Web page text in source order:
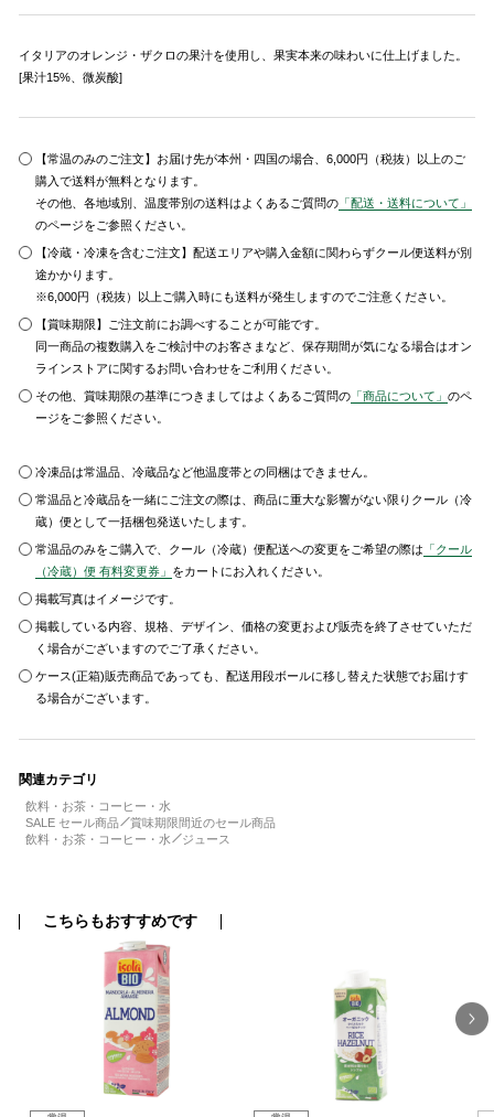
イタリアのオレンジ・ザクロの果汁を使用し、果実本来の味わいに仕上げました。
[果汁15%、微炭酸]
【常温のみのご注文】お届け先が本州・四国の場合、6,000円（税抜）以上のご
購入で送料が無料となります。
その他、各地域別、温度帯別の送料はよくあるご質問の 「配送・送料について」
のページをご参照ください。
【冷蔵・冷凍を含むご注文】配送エリアや購入金額に関わらずクール便送料が別
途かかります。
※6,000円（税抜）以上ご購入時にも送料が発生しますのでご注意ください。
【賞味期限】ご注文前にお調べすることが可能です。
同一商品の複数購入をご検討中のお客さまなど、保存期間が気になる場合はオン
ラインストアに関するお問い合わせをご利用ください。
その他、賞味期限の基準につきましてはよくあるご質問の 「商品について」のペ
ージをご参照ください。
冷凍品は常温品、冷蔵品など他温度帯との同梱はできません。
常温品と冷蔵品を一緒にご注文の際は、商品に重大な影響がない限りクール（冷
蔵）便として一括梱包発送いたします。
常温品のみをご購入で、クール（冷蔵）便配送への変更をご希望の際は 「クール
（冷蔵）便 有料変更券」 をカートにお入れください。
掲載写真はイメージです。
掲載している内容、規格、デザイン、価格の変更および販売を終了させていただ
く場合がございますのでご了承ください。
ケース(正箱)販売商品であっても、配送用段ボールに移し替えた状態でお届けす
る場合がございます。
関連カテゴリ
飲料・お茶・コーヒー・水
SALE セール商品
賞味期限間近のセール商品
飲料・お茶・コーヒー・水
ジュース
こちらもおすすめです